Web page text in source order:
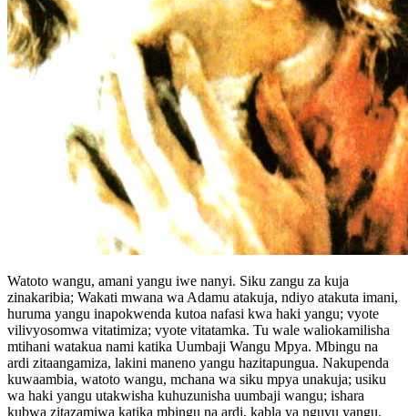
Watoto wangu, amani yangu iwe nanyi. Siku zangu za kuja
zinakaribia; Wakati mwana wa Adamu atakuja, ndiyo atakuta imani,
huruma yangu inapokwenda kutoa nafasi kwa haki yangu; vyote
vilivyosomwa vitatimiza; vyote vitatamka. Tu wale waliokamilisha
mtihani watakua nami katika Uumbaji Wangu Mpya. Mbingu na
ardi zitaangamiza, lakini maneno yangu hazitapungua. Nakupenda
kuwaambia, watoto wangu, mchana wa siku mpya unakuja; usiku
wa haki yangu utakwisha kuhuzunisha uumbaji wangu; ishara
kubwa zitazamiwa katika mbingu na ardi, kabla ya nguvu yangu.